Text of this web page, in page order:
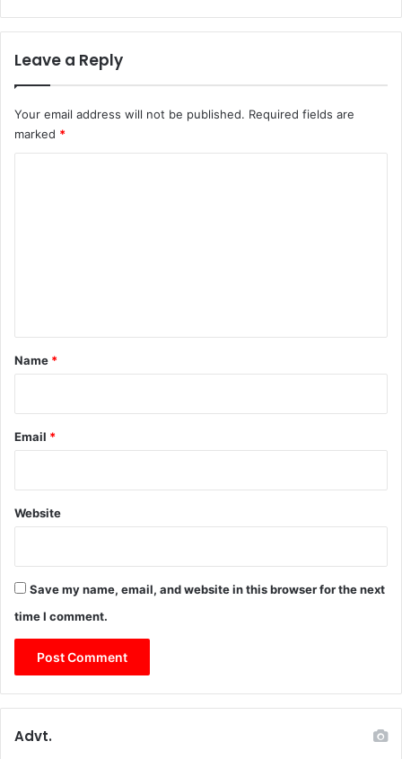
Leave a Reply
Your email address will not be published. Required fields are
marked *
*
Name *
Email *
Website
Save my name, email, and website in this browser for the next
time I comment.
Advt.